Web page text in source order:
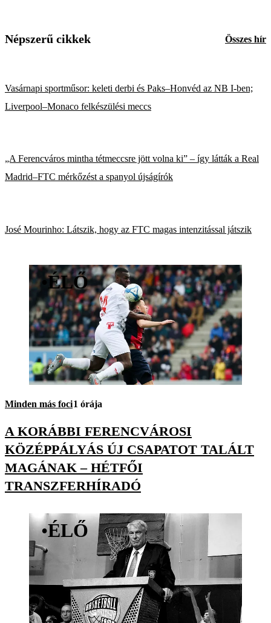
Népszerű cikkek Összes hír
Vasárnapi sportműsor: keleti derbi és Paks–Honvéd az NB I-ben;
Liverpool–Monaco felkészülési meccs
„A Ferencváros mintha tétmeccsre jött volna ki” – így látták a Real
Madrid–FTC mérkőzést a spanyol újságírók
José Mourinho: Látszik, hogy az FTC magas intenzitással játszik
•ÉLŐ
Minden más foci1 órája
A KORÁBBI FERENCVÁROSI
KÖZÉPPÁLYÁS ÚJ CSAPATOT TALÁLT
MAGÁNAK – HÉTFŐI
TRANSZFERHÍRADÓ
•ÉLŐ